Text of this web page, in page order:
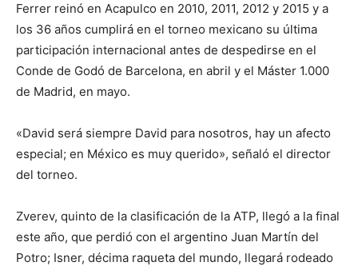
Ferrer reinó en Acapulco en 2010, 2011, 2012 y 2015 y a
los 36 años cumplirá en el torneo mexicano su última
participación internacional antes de despedirse en el
Conde de Godó de Barcelona, en abril y el Máster 1.000
de Madrid, en mayo.
«David será siempre David para nosotros, hay un afecto
especial; en México es muy querido», señaló el director
del torneo.
Zverev, quinto de la clasificación de la ATP, llegó a la final
este año, que perdió con el argentino Juan Martín del
Potro; Isner, décima raqueta del mundo, llegará rodeado